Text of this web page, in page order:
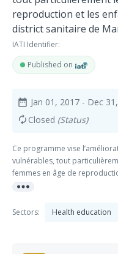
reproduction et les
district sanitaire de
IATI Identifier:
Published on
date_range Jan 01, 2017 - Dec
autorenew Closed (Status)
Ce programme vise
vulnérables, tout
femmes en âge de
Mangodara au Burkina Faso.
concerne la santé préventive,
more_horiz
Sectors: Health education